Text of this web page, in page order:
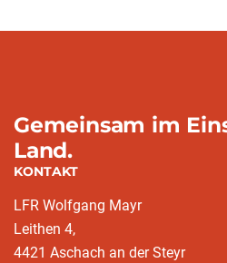
Gemeinsam im
Land.
KONTAKT
LFR Wolfgang Mayr
Leithen 4,
4421 Aschach an der Steyr